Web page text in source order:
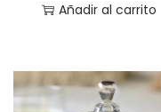
Añadir al carrito